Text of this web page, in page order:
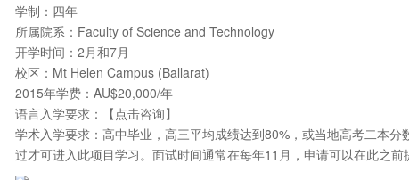
学制：四年
所属院系：Faculty of Science and Technology
开学时间：2月和7月
校区：Mt Helen Campus (Ballarat)
2015年学费：AU$20,000/年
语言入学要求：【点击咨询】
学术入学要求：高中毕业，高三平均成绩达到80%，或当地高考二本
过才可进入此项目学习。面试时间通常在每年11月，申请可以在此之前